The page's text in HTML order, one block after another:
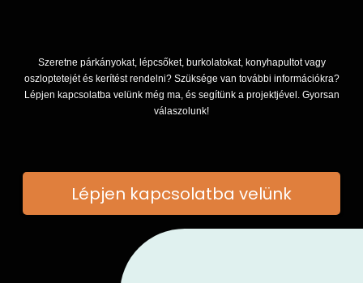
Szeretne párkányokat, lépcsőket, burkolatokat, konyhapultot vagy
oszloptetejét és kerítést rendelni? Szüksége van további információkra?
Lépjen kapcsolatba velünk még ma, és segítünk a projektjével. Gyorsan
válaszolunk!
Lépjen kapcsolatba velünk